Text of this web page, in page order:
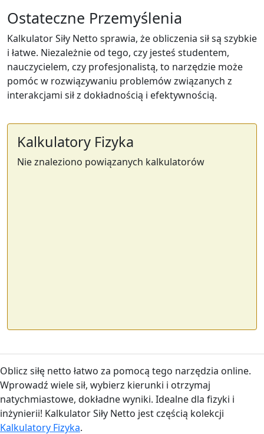
Ostateczne Przemyślenia
Kalkulator Siły Netto sprawia, że obliczenia sił są szybkie
i łatwe. Niezależnie od tego, czy jesteś studentem,
nauczycielem, czy profesjonalistą, to narzędzie może
pomóc w rozwiązywaniu problemów związanych z
interakcjami sił z dokładnością i efektywnością.
Kalkulatory Fizyka
Nie znaleziono powiązanych kalkulatorów
Oblicz siłę netto łatwo za pomocą tego narzędzia online.
Wprowadź wiele sił, wybierz kierunki i otrzymaj
natychmiastowe, dokładne wyniki. Idealne dla fizyki i
inżynierii! Kalkulator Siły Netto jest częścią kolekcji
Kalkulatory Fizyka.